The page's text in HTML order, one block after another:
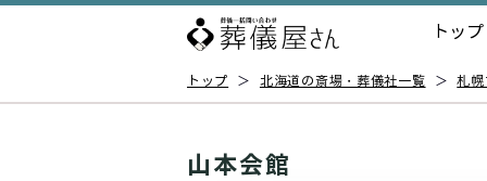
トップ
トップ ＞ 北海道の斎場・葬儀社一覧 ＞ 札
山本会館